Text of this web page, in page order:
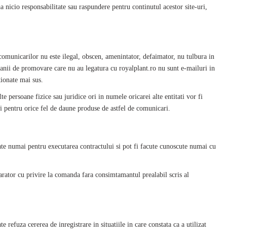
nicio responsabilitate sau raspundere pentru continutul acestor site-uri,
nu este ilegal, obscen, amenintator, defaimator, nu tulbura in
de promovare care nu au legatura cu royalplant.ro nu sunt e-mailuri in
mai sus.
persoane fizice sau juridice ori in numele oricarei alte entitati vor fi
orice fel de daune produse de astfel de comunicari.
pentru executarea contractului si pot fi facute cunoscute numai cu
cu privire la comanda fara consimtamantul prealabil scris al
refuza cererea de inregistrare in situatiile in care constata ca a utilizat